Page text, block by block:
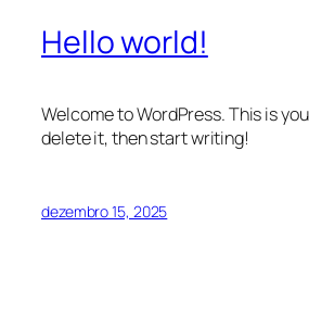
Hello world!
Welcome to WordPress. This is
delete it, then start writing!
dezembro 15, 2025